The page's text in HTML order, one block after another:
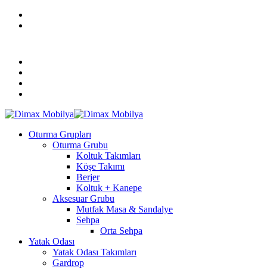
Skip
Menu
Oturma Grupları
Oturma Grubu
Koltuk Takımları
Köşe Takımı
Berjer
Koltuk + Kanepe
Aksesuar Grubu
Mutfak Masa & Sandalye
Sehpa
Orta Sehpa
Yatak Odası
Yatak Odası Takımları
Gardrop